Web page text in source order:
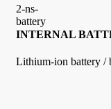
INTERNAL
Lithium-ion battery /